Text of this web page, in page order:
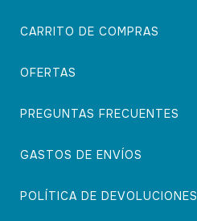
CARRITO DE COMPRAS
OFERTAS
PREGUNTAS FRECUENTES
GASTOS DE ENVÍOS
POLÍTICA DE DEVOLUCIONES